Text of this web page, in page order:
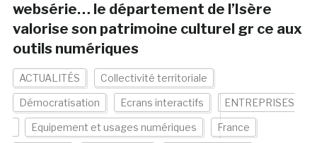
websérie… le département de l’Isère
valorise son patrimoine culturel gr ce aux
outils numériques
ACTUALITÉS Collectivité territoriale
Démocratisation Ecrans interactifs ENTREPRISES
Equipement et usages numériques France